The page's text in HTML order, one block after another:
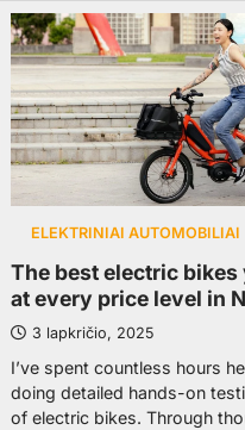
ELEKTRINIAI AUTOMOBILIAI
The best electric
at every price level in
3 lapkričio, 2025
I’ve spent countless hours
doing detailed hands-on
of electric bikes. Through